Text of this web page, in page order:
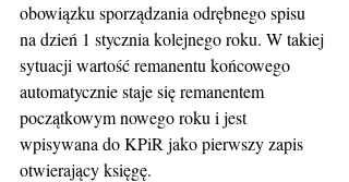
obowiązku sporządzania odrębnego spisu
na dzień 1 stycznia kolejnego roku. W takiej
sytuacji wartość remanentu końcowego
automatycznie staje się remanentem
początkowym nowego roku i jest
wpisywana do KPiR jako pierwszy zapis
otwierający księgę.